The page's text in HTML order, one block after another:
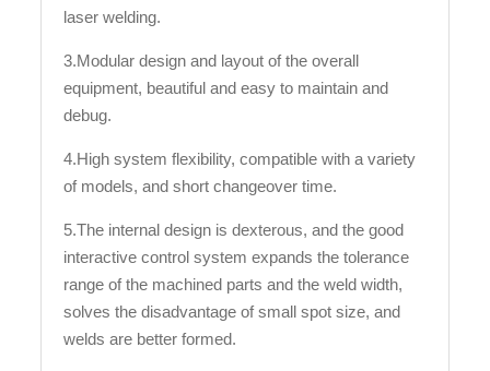
laser welding.
3.Modular design and layout of the overall
equipment, beautiful and easy to maintain and
debug.
4.High system flexibility, compatible with a variety
of models, and short changeover time.
5.The internal design is dexterous, and the good
interactive control system expands the tolerance
range of the machined parts and the weld width,
solves the disadvantage of small spot size, and
welds are better formed.